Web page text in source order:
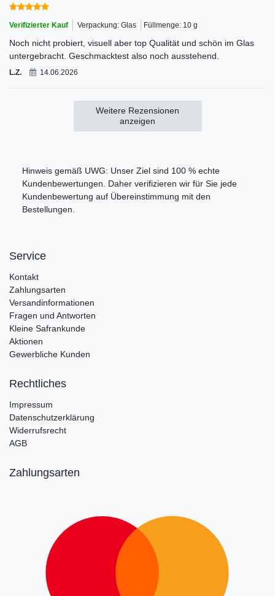
Verifizierter Kauf Verpackung: Glas Füllmenge: 10 g
Noch nicht probiert, visuell aber top Qualität und schön im Glas
untergebracht. Geschmacktest also noch ausstehend.
L.Z. 14.06.2026
Weitere Rezensionen
anzeigen
Hinweis gemäß UWG: Unser Ziel sind 100 % echte
Kundenbewertungen. Daher verifizieren wir für Sie jede
Kundenbewertung auf Übereinstimmung mit den
Bestellungen.
Service
Kontakt
Zahlungsarten
Versandinformationen
Fragen und Antworten
Kleine Safrankunde
Aktionen
Gewerbliche Kunden
Rechtliches
Impressum
Datenschutzerklärung
Widerrufsrecht
AGB
Zahlungsarten